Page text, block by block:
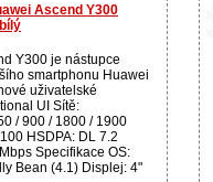
Ascend Y300
Y300 je nástupce
smartphonu Huawei
uživatelské
UI Sítě:
/ 900 / 1800 / 1900
HSDPA: DL 7.2
Specifikace OS:
Bean (4.1) Displej: 4"